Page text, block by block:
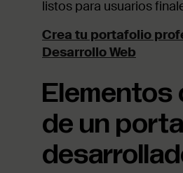
listos para usuarios
Crea tu portafolio
Desarrollo Web
Elementos
de un